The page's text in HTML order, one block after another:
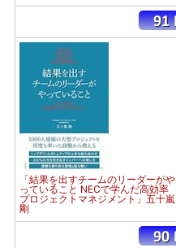
「結果を出すチームのリーダーがや
っていること NECで学んだ高効率
プロジェクトマネジメント」五十嵐
剛